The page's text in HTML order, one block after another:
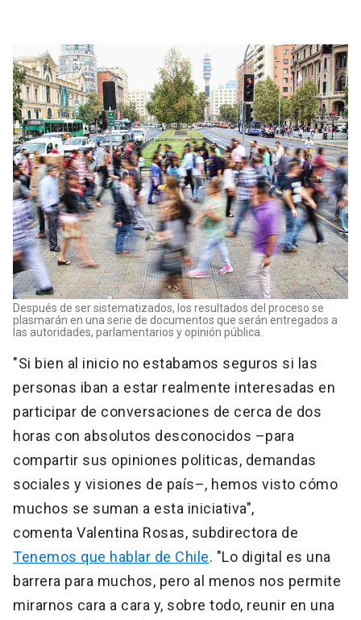
Después de ser sistematizados, los resultados del proceso se
plasmarán en una serie de documentos que serán entregados a
las autoridades, parlamentarios y opinión pública.
"Si bien al inicio no estabamos seguros si las
personas iban a estar realmente interesadas en
participar de conversaciones de cerca de dos
horas con absolutos desconocidos –para
compartir sus opiniones politicas, demandas
sociales y visiones de país–, hemos visto cómo
muchos se suman a esta iniciativa",
comenta Valentina Rosas, subdirectora de
Tenemos que hablar de Chile. "Lo digital es una
barrera para muchos, pero al menos nos permite
mirarnos cara a cara y, sobre todo, reunir en una